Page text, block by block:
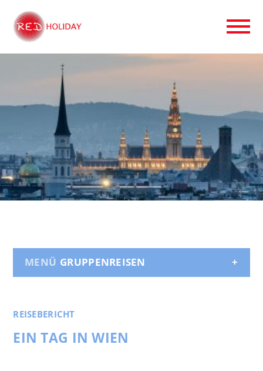
GRUPPENREISEN
REISEBERICHT
EIN TAG IN WIEN